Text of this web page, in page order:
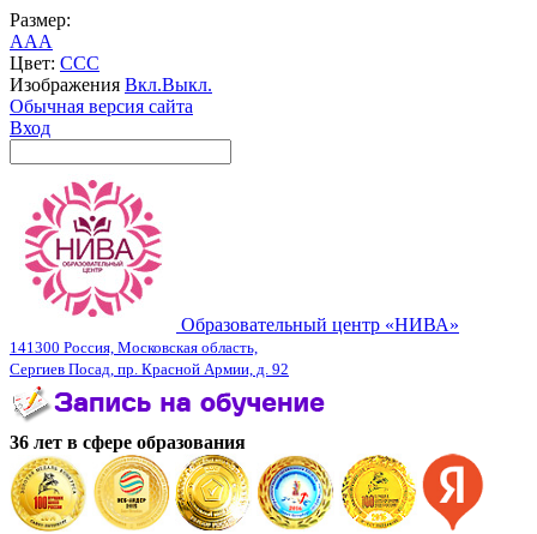
Размер:
AAA
Цвет: CCC
Изображения Вкл.Выкл.
Обычная версия сайта
Вход
Образовательный центр «НИВА»
141300 Россия, Московская область,
Сергиев Посад, пр. Красной Армии, д. 92
36 лет в сфере образования